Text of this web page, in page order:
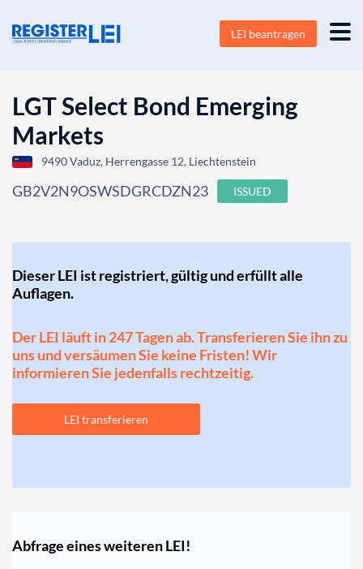
LEI beantragen
LGT Select Bond Emerging
Markets
9490 Vaduz, Herrengasse 12, Liechtenstein
GB2V2N9OSWSDGRCDZN23 ISSUED
Dieser LEI ist registriert, gültig und erfüllt alle
Auflagen.
Der LEI läuft in 247 Tagen ab. Transferieren Sie ihn zu
uns und versäumen Sie keine Fristen! Wir
informieren Sie jedenfalls rechtzeitig.
LEI transferieren
Abfrage eines weiteren LEI!